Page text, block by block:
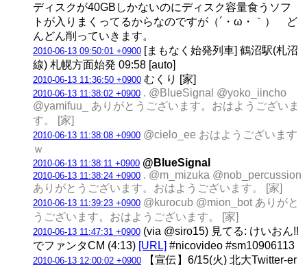
ディスクが40GBしかないのにディスク容量食うソフ
トが入りまくってるからなのですが（´・ω・｀） ど
んどん削っていきます。
2010-06-13 09:50:01 +0900 [まもなく始発列車] 鶴沼駅(札沼
線) 札幌方面始発 09:58 [auto]
2010-06-13 11:36:50 +0900 むくり [家]
2010-06-13 11:38:02 +0900 . @BlueSignal @yoko_iincho
@yamifuu_ ありがとうございます。おはようございま
す。 [家]
2010-06-13 11:38:08 +0900 @cielo_ee おはようございます
ｗ
2010-06-13 11:38:11 +0900 @BlueSignal
2010-06-13 11:38:24 +0900 . @m_mizuka @nob_percussion
ありがとうございます。おはようございます。 [家]
2010-06-13 11:39:23 +0900 @kurocub @mion_bot ありがと
うございます。おはようございます。 [家]
2010-06-13 11:47:31 +0900 (via @siro15) 見てる: けいおん!!
でファンタCM (4:13) [URL] #nicovideo #sm10906113
2010-06-13 12:00:02 +0900 【宣伝】6/15(火) 北大Twitter-er